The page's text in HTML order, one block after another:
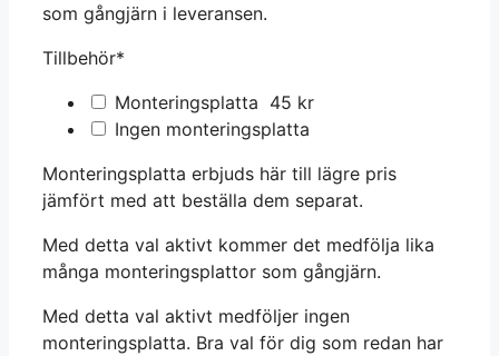
som gångjärn i leveransen.
Tillbehör*
Monteringsplatta 45 kr
Ingen monteringsplatta
Monteringsplatta erbjuds här till lägre pris
jämfört med att beställa dem separat.
Med detta val aktivt kommer det medfölja lika
många monteringsplattor som gångjärn.
Med detta val aktivt medföljer ingen
monteringsplatta. Bra val för dig som redan har